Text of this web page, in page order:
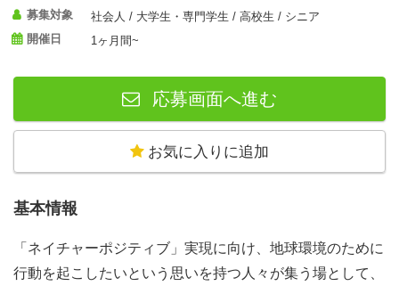
募集対象
社会人 / 大学生・専門学生 / 高校生 / シニア
開催日
1ヶ月間~
応募画面へ進む
お気に入りに追加
基本情報
「ネイチャーポジティブ」実現に向け、地球環境のために
行動を起こしたいという思いを持つ人々が集う場として、